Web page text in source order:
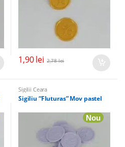
1,90lei 2,78lei
Sigilii Ceara
Sigiliu “Fluturas” Mov pastel
Nou